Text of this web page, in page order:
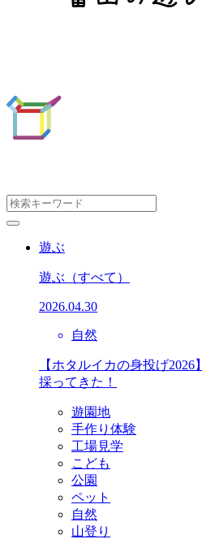
遊ぶ
遊ぶ （すべて）
2026.04.30
自然
【ホタルイカの身投げ
採ってきた！
遊園地
手作り体験
工場見学
こども
公園
ペット
自然
山登り